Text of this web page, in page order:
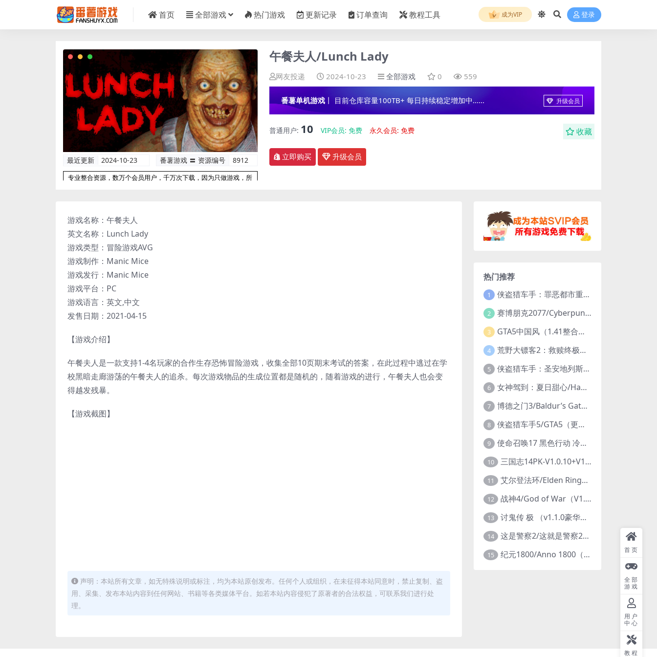
首页 全部游戏 热门游戏 更新记录 订单查询 教程工具 成为VIP 登录
最近更新 2024-10-23 番薯游戏 〓 资源编号 8912
专业整合资源，数万个会员用户，千万次下载，因为只做游戏，所
午餐夫人/Lunch Lady
网友投递 2024-10-23 全部游戏 0 559
番薯单机游戏 丨 目前仓库容量100TB+ 每日持续稳定增加中...... 升级会员
普通用户: 10 VIP会员:免费 永久会员:免费 收藏
立即购买 升级会员
游戏名称：午餐夫人
英文名称：Lunch Lady
游戏类型：冒险游戏AVG
游戏制作：Manic Mice
游戏发行：Manic Mice
游戏平台：PC
游戏语言：英文,中文
发售日期：2021-04-15
【游戏介绍】
午餐夫人是一款支持1-4名玩家的合作生存恐怖冒险游戏，收集全部10页期末考试的答案，在此过程中逃过在学
校黑暗走廊游荡的午餐夫人的追杀。每次游戏物品的生成位置都是随机的，随着游戏的进行，午餐夫人也会变
得越发残暴。
【游戏截图】
声明：本站所有文章，如无特殊说明或标注，均为本站原创发布。任何个人或组织，在未征得本站同意时，禁止复制、盗
用、采集、发布本站内容到任何网站、书籍等各类媒体平台。如若本站内容侵犯了原著者的合法权益，可联系我们进行处
理。
热门推荐
1 侠盗猎车手：罪恶都市重制版/Grand Theft Auto: Vice City – The Definitive Edition
2 赛博朋克2077/Cyberpunk 2077（更新v2.20全DLC）
3 GTA5中国风（1.41整合版1300辆真车+183位美女与英雄+200%存档）
4 荒野大镖客2：救赎终极版/大表哥2/Red Dead Redemption 2: Ultimate Edition（更新v1491.50终极版）
5 侠盗猎车手：圣安地列斯重制版/Grand Theft Auto: San Andreas – The Definitive Edition（更新v1.113.49697469）
6 女神驾到：夏日甜心/Happy Together（模拟器版-升级豪华终极珍藏版+全DLC）
7 博德之门3/Baldur’s Gate 3（更新v4.1.1.7209685）
8 侠盗猎车手5/GTA5（更新v1.70纯净版-内置修改器+通关存档）
9 使命召唤17 黑色行动 冷战V1.34 全DLC 官方中文版COD17
10 三国志14PK-V1.0.10+V1.0.25-威力加强豪华版（武将面容套装-全DLC+季票+特典+中文语音+编辑修改器）
11 艾尔登法环/Elden Ring（更新v1.14 ）
12 战神4/God of War（V1.0.13-斗战狂神-奎爷的裁决+全DLC）
13 讨鬼传 极 （v1.1.0豪华版）
14 这是警察2/这就是警察2/This is Police
15 纪元1800/Anno 1800（豪华版全DLCv9.2.972600） 首页
全部
游戏
用户
中心
教程